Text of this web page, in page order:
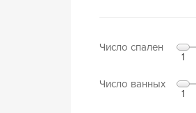
Число спален
1
Число ванных
1